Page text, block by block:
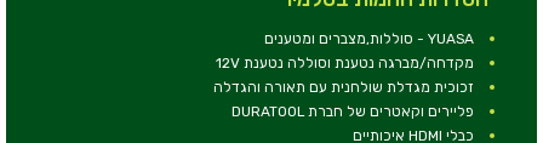
YUASA - סוללות,מצברים ומטענים
מקדחה/מברגה נטענת וסוללה נטענת 12V
זכוכית מגדלת שולחנית עם תאורה והגדלה
פליירים וקאטרים של חברת DURATOOL
כבלי HDMI איכותיים